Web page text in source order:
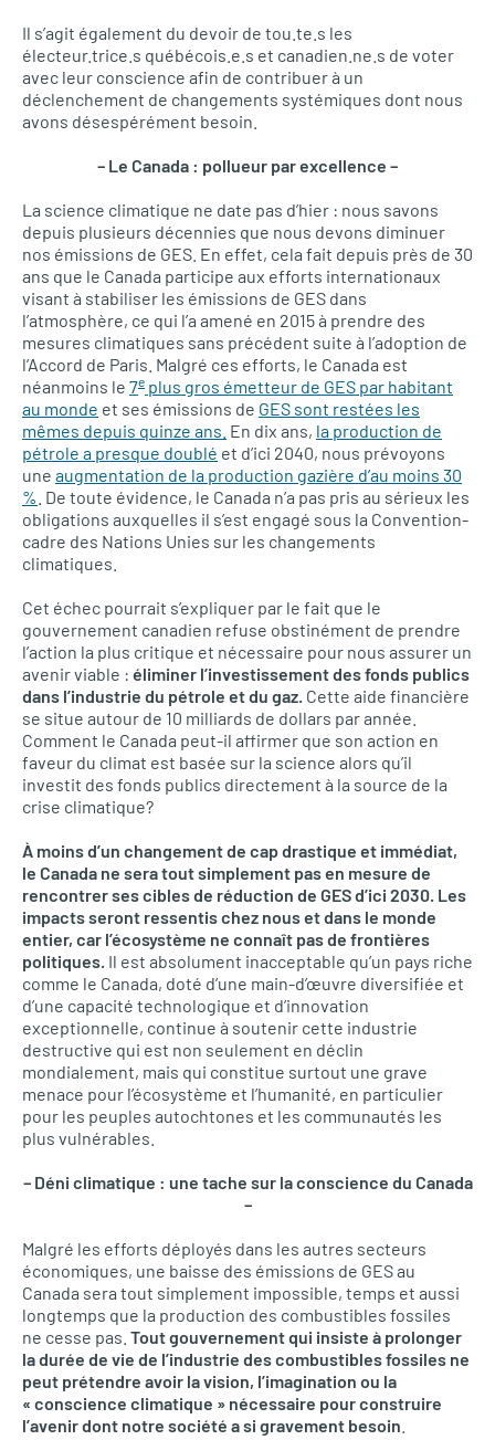
Il s’agit également du devoir de tou.te.s les
électeur.trice.s québécois.e.s et canadien.ne.s de voter
avec leur conscience afin de contribuer à un
déclenchement de changements systémiques dont nous
avons désespérément besoin.
– Le Canada : pollueur par excellence –
La science climatique ne date pas d’hier : nous savons
depuis plusieurs décennies que nous devons diminuer
nos émissions de GES. En effet, cela fait depuis près de 30
ans que le Canada participe aux efforts internationaux
visant à stabiliser les émissions de GES dans
l’atmosphère, ce qui l’a amené en 2015 à prendre des
mesures climatiques sans précédent suite à l’adoption de
l’Accord de Paris. Malgré ces efforts, le Canada est
néanmoins le 7e plus gros émetteur de GES par habitant
au monde et ses émissions de GES sont restées les
mêmes depuis quinze ans. En dix ans, la production de
pétrole a presque doublé et d’ici 2040, nous prévoyons
une augmentation de la production gazière d’au moins 30
% . De toute évidence, le Canada n’a pas pris au sérieux les
obligations auxquelles il s’est engagé sous la Convention-
cadre des Nations Unies sur les changements
climatiques.
Cet échec pourrait s’expliquer par le fait que le
gouvernement canadien refuse obstinément de prendre
l’action la plus critique et nécessaire pour nous assurer un
avenir viable : éliminer l’investissement des fonds publics
dans l’industrie du pétrole et du gaz. Cette aide financière
se situe autour de 10 milliards de dollars par année.
Comment le Canada peut-il affirmer que son action en
faveur du climat est basée sur la science alors qu’il
investit des fonds publics directement à la source de la
crise climatique?
À moins d’un changement de cap drastique et immédiat,
le Canada ne sera tout simplement pas en mesure de
rencontrer ses cibles de réduction de GES d’ici 2030. Les
impacts seront ressentis chez nous et dans le monde
entier, car l’écosystème ne connaît pas de frontières
politiques. Il est absolument inacceptable qu’un pays riche
comme le Canada, doté d’une main-d’œuvre diversifiée et
d’une capacité technologique et d’innovation
exceptionnelle, continue à soutenir cette industrie
destructive qui est non seulement en déclin
mondialement, mais qui constitue surtout une grave
menace pour l’écosystème et l’humanité, en particulier
pour les peuples autochtones et les communautés les
plus vulnérables.
– Déni climatique : une tache sur la conscience du Canada
–
Malgré les efforts déployés dans les autres secteurs
économiques, une baisse des émissions de GES au
Canada sera tout simplement impossible, temps et aussi
longtemps que la production des combustibles fossiles
ne cesse pas. Tout gouvernement qui insiste à prolonger
la durée de vie de l’industrie des combustibles fossiles ne
peut prétendre avoir la vision, l’imagination ou la
« conscience climatique » nécessaire pour construire
l’avenir dont notre société a si gravement besoin